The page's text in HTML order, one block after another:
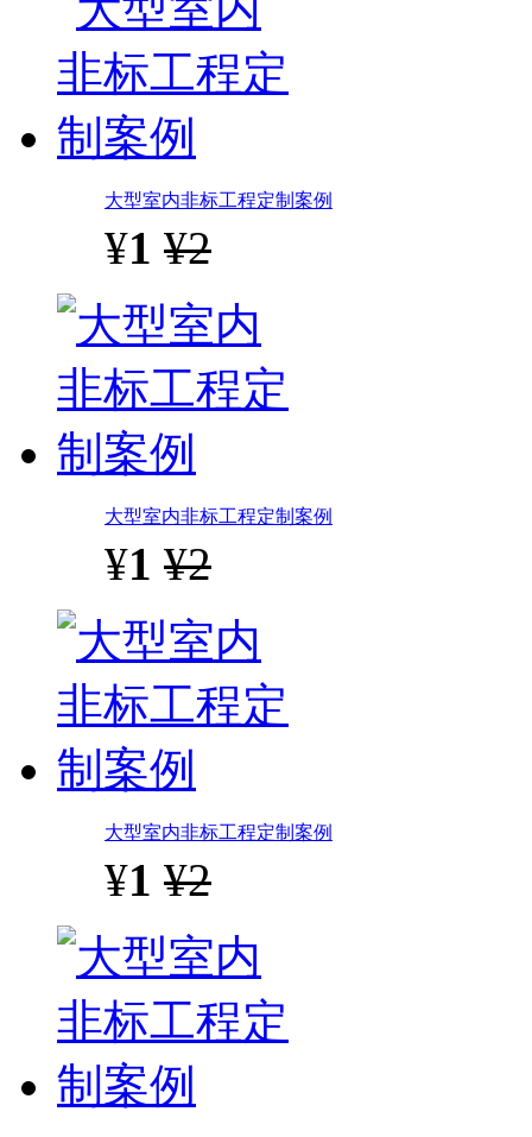
大型室内非标工程定制案例
¥1 ¥2
大型室内非标工程定制案例
¥1 ¥2
大型室内非标工程定制案例
¥1 ¥2